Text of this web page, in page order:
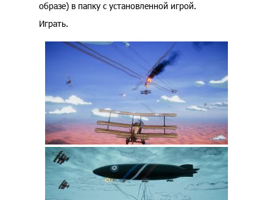
образе) в папку с установленной игрой.
Играть.